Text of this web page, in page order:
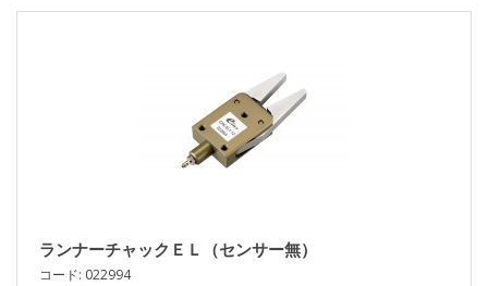
ランナーチャックＥＬ（センサー無）
コード: 022994